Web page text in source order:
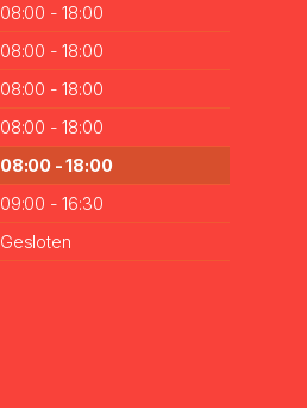
08:00 - 18:00
08:00 - 18:00
08:00 - 18:00
08:00 - 18:00
08:00 - 18:00
09:00 - 16:30
Gesloten